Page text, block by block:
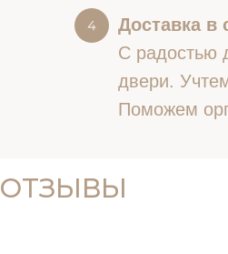
Доставка в
С радостью
двери.
Поможем
ОТЗЫВЫ